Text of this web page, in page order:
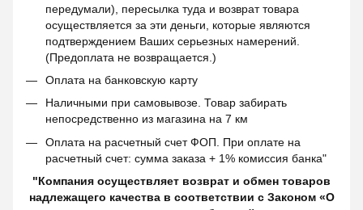
передумали), пересылка туда и возврат товара
осуществляется за эти деньги, которые являются
подтверждением Ваших серьезных намерений.
(Предоплата не возвращается.)
Оплата на банковскую карту
Наличными при самовывозе. Товар забирать
непосредственно из магазина на 7 км
Оплата на расчетный счет ФОП. При оплате на
расчетный счет: сумма заказа + 1% комиссия банка"
"Компания осуществляет возврат и обмен товаров
надлежащего качества в соответствии с Законом «О